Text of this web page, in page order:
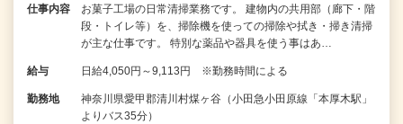
仕事内容
お菓子工場の日常清掃業務です。 建物内の共用部（廊下・階
段・トイレ等）を、掃除機を使っての掃除や拭き・掃き清掃
が主な仕事です。 特別な薬品や器具を使う事はあ…
給与 日給4,050円～9,113円 ※勤務時間による
勤務地
神奈川県愛甲郡清川村煤ヶ谷（小田急小田原線「本厚木駅」
よりバス35分）